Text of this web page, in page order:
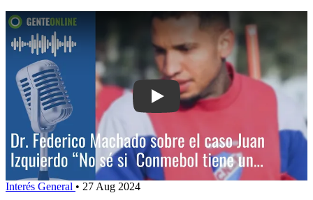
Play: Dr. Federico Machado sobre el
Interés General • 27 Aug 2024